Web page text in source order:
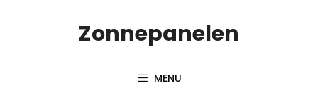
Zonnepanelen
MENU